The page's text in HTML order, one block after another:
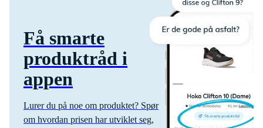
Få smarte
produktråd i
appen
Lurer du på noe om produktet? Spør
om hvordan prisen har utviklet seg,